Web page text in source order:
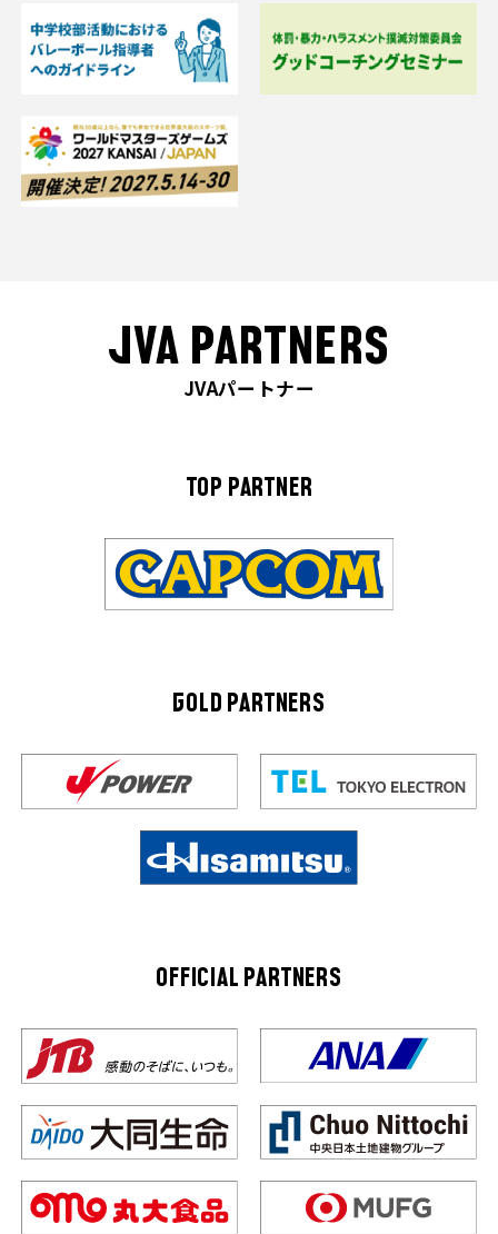
JVA PARTNERS
JVAパートナー
TOP PARTNER
GOLD PARTNERS
OFFICIAL PARTNERS